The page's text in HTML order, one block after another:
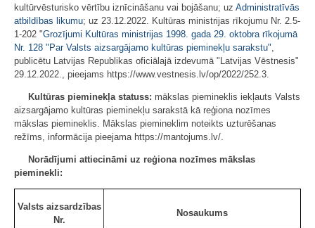
kultūrvēsturisko vērtību iznīcināšanu vai bojāšanu; uz Administratīvās
atbildības likumu; uz 23.12.2022. Kultūras ministrijas rīkojumu Nr. 2.5-
1-202 "Grozījumi Kultūras ministrijas 1998. gada 29. oktobra rīkojumā
Nr. 128 "Par Valsts aizsargājamo kultūras pieminekļu sarakstu",
publicētu Latvijas Republikas oficiālajā izdevumā "Latvijas Vēstnesis"
29.12.2022., pieejams https://www.vestnesis.lv/op/2022/252.3.
Kultūras pieminekļa statuss: mākslas piemineklis iekļauts Valsts
aizsargājamo kultūras pieminekļu sarakstā kā reģiona nozīmes
mākslas piemineklis. Mākslas piemineklim noteikts uzturēšanas
režīms, informācija pieejama https://mantojums.lv/.
Norādījumi attiecināmi uz reģiona nozīmes mākslas
pieminekli:
Valsts aizsardzības
Nr.
Nosaukums